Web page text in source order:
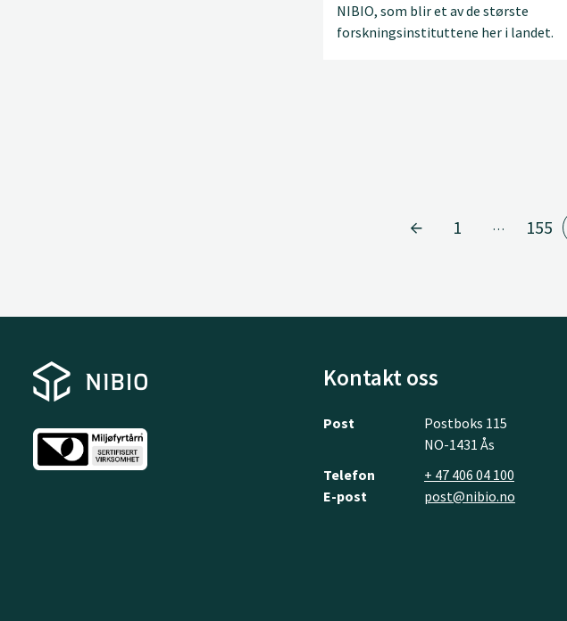
NIBIO, som blir et av de største
forskningsinstituttene her i landet.
1 … 155
Kontakt oss
Post
Postboks 115
NO-1431 Ås
Telefon
+ 47 406 04 100
E-post
post@nibio.no